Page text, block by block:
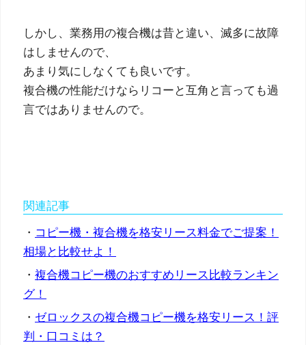
しかし、業務用の複合機は昔と違い、滅多に故障
はしませんので、
あまり気にしなくても良いです。
複合機の性能だけならリコーと互角と言っても過
言ではありませんので。
関連記事
・ コピー機・複合機を格安リース料金でご提案！
相場と比較せよ！
・ 複合機コピー機のおすすめリース比較ランキン
グ！
・ ゼロックスの複合機コピー機を格安リース！評
判・口コミは？